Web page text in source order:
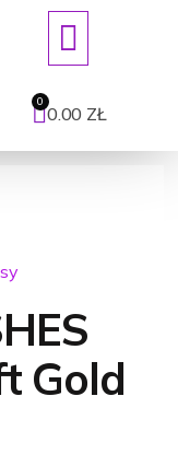
0.00 ZŁ
Gold